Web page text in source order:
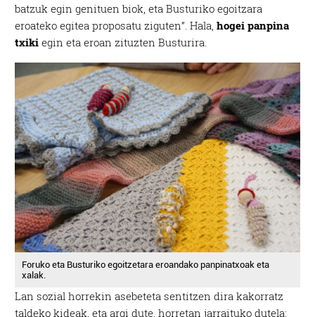
batzuk egin genituen biok, eta Busturiko egoitzara
eroateko egitea proposatu ziguten”. Hala,hogei panpina
txiki egin eta eroan zituzten Busturira.
Foruko eta Busturiko egoitzetara eroandako panpinatxoak eta
xalak.
Lan sozial horrekin asebeteta sentitzen dira kakorratz
taldeko kideak, eta argi dute, horretan jarraituko dutela: